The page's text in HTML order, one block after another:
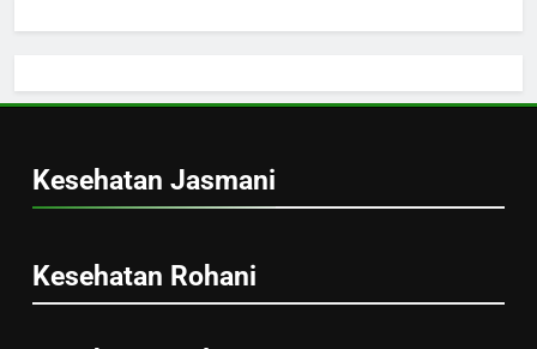
Kesehatan Jasmani
Kesehatan Rohani